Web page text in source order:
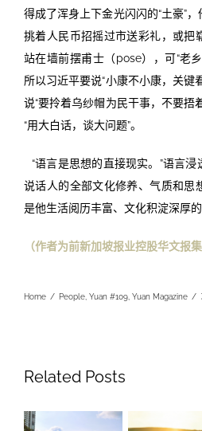
得成了浑身上下金光闪闪的“土豪”
挑着人民币招摇过市送彩礼，或把
站在墙前摆甫士（pose），可“老
所以习近平要说“小康不小康，关键
说“要拎着乌纱帽为民干事，不要捂
“用大白话，谈大问题”。
“语言是思想的直接现实。”语言
说话人的全部文化修养、气质和思
是他生活阅历丰富、文化积淀深厚的
（作者为前新加坡报业控股华文报
Home / People, Yuan #109, Yuan Magazine /
Related Posts